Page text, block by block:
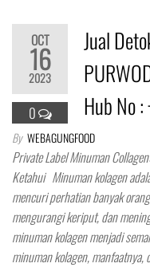
OCT
16
2023
0
Jual
Hub No
By WEBAGUNGFOOD
Private Label Minuman
Ketahui Minuman kolagen
mencuri perhatian banyak
mengurangi keriput, dan
minuman kolagen menjadi
minuman kolagen,